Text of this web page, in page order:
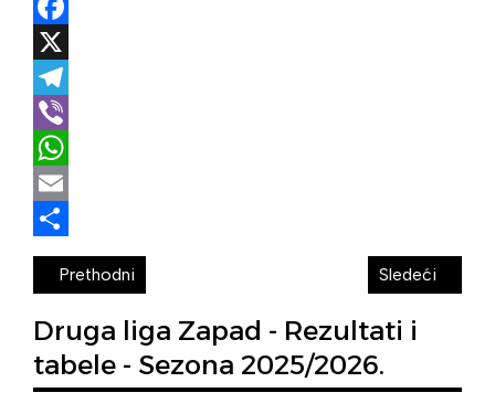
Facebook
X
Telegram
Viber
WhatsApp
Email
Share
Prethodni Sledeći
Druga liga Zapad - Rezultati i
tabele - Sezona 2025/2026.